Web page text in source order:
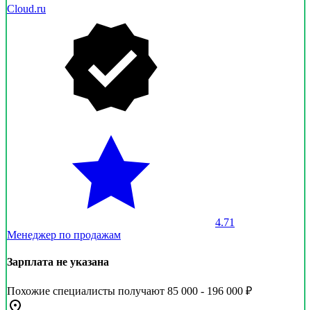
Cloud.ru
4.71
Менеджер по продажам
Зарплата не указана
Похожие специалисты получают 85 000 - 196 000 ₽